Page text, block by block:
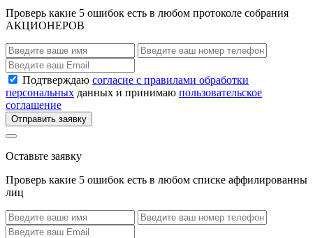
Проверь какие 5 ошибок есть в любом протоколе собрания
АКЦИОНЕРОВ
Подтверждаю согласие с правилами обработки
персональных данных и принимаю пользовательское
соглашение
Отправить заявку
Оставьте заявку
Проверь какие 5 ошибок есть в любом списке аффилированны
лиц